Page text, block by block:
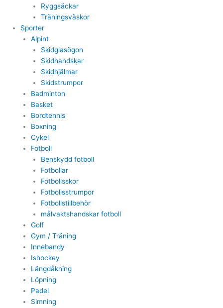
Ryggsäckar
Träningsväskor
Sporter
Alpint
Skidglasögon
Skidhandskar
Skidhjälmar
Skidstrumpor
Badminton
Basket
Bordtennis
Boxning
Cykel
Fotboll
Benskydd fotboll
Fotbollar
Fotbollsskor
Fotbollsstrumpor
Fotbollstillbehör
målvaktshandskar fotboll
Golf
Gym / Träning
Innebandy
Ishockey
Längdåkning
Löpning
Padel
Simning